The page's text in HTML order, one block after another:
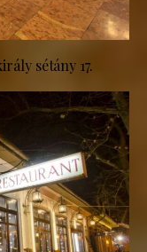
sétány 17.